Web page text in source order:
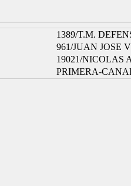
1389/T.M.
961/JUAN JOSE
19021/NICOLAS
PRIMERA-